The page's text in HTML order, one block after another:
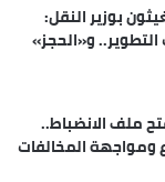
بوزير النقل:
و«الحجز»
ملف الانضباط..
ومواجهة المخالفات